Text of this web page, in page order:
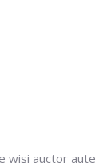
wisi auctor aute